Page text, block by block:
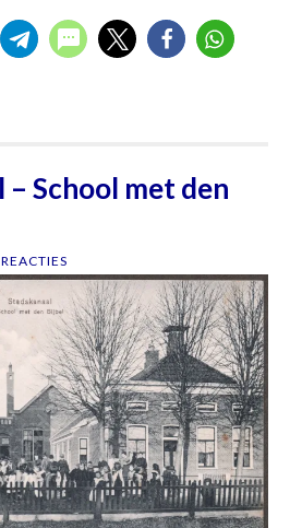
School met den